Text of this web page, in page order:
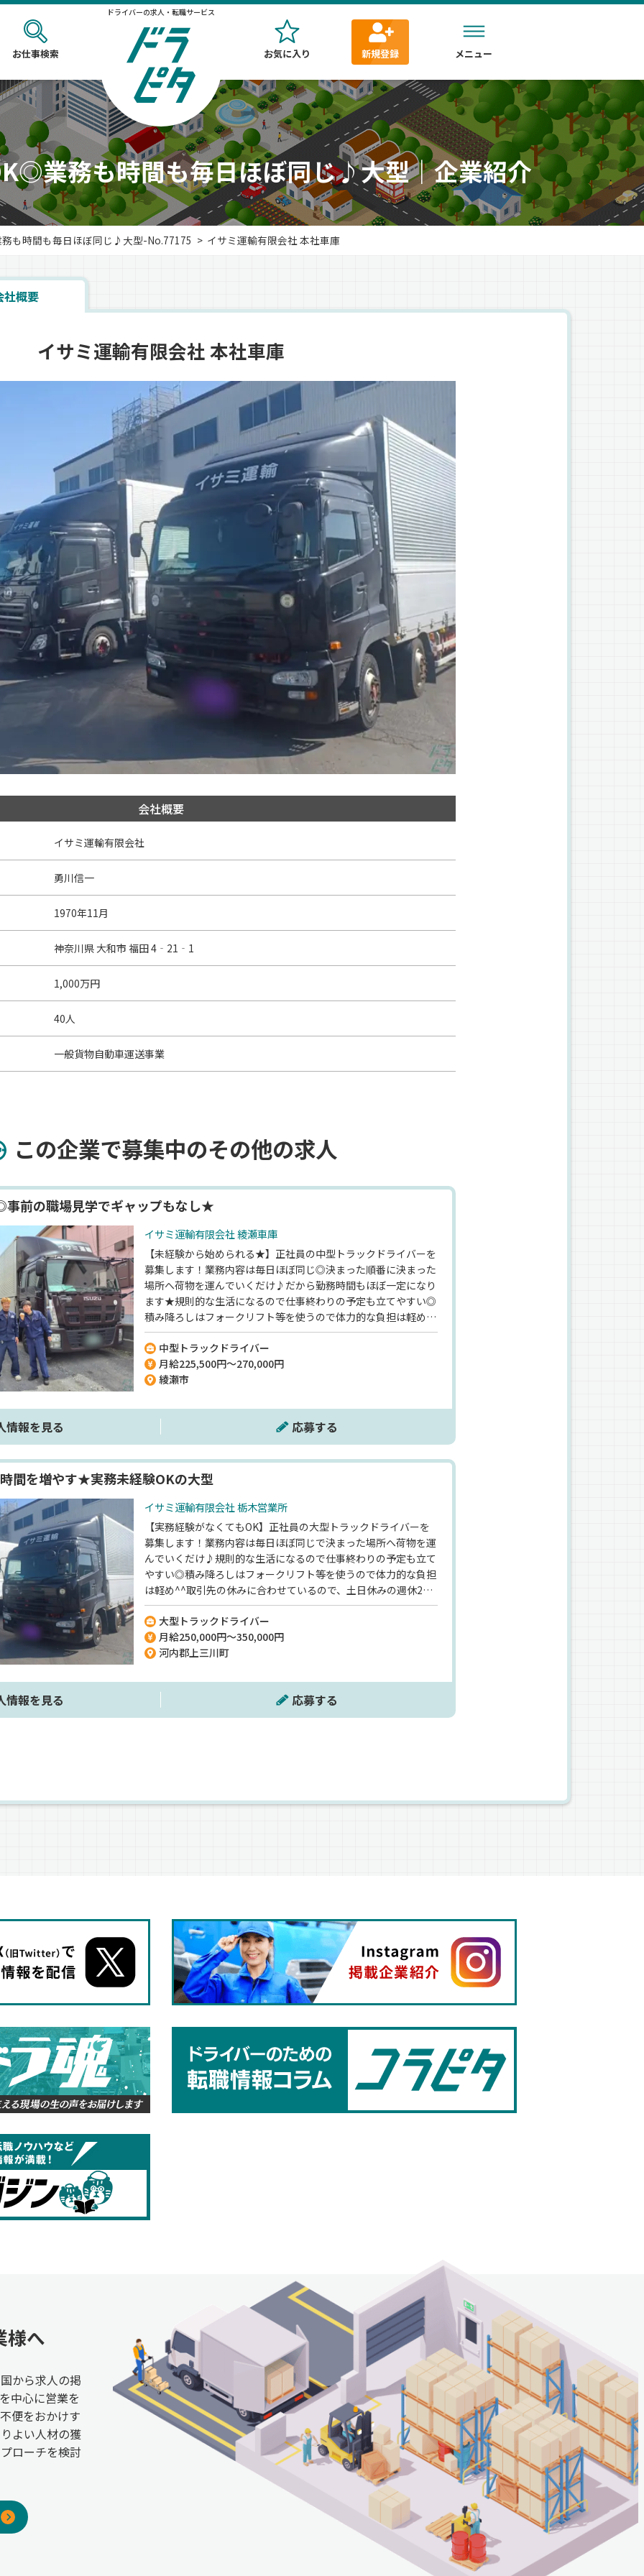
ドライバーの求人・転職サービス
お仕事検索 お気に入り 新規登録 メニュー
業務も時間も毎日ほぼ同じ♪大型｜企業紹介
も時間も毎日ほぼ同じ♪大型-No.77175 イサミ運輸有限会社 本社車庫
社概要
イサミ運輸有限会社 本社車庫
会社概要
イサミ運輸有限会社
勇川信一
1970年11月
神奈川県 大和市 福田 4‐21‐1
1,000万円
40人
一般貨物自動車運送事業
この企業で募集中のその他の求人
前の職場見学でギャップもなし★
イサミ運輸有限会社 綾瀬車庫
【未経験から始められる★】正社員の中型トラックドライバーを
募集します！業務内容は毎日ほぼ同じ◎決まった順番に決まった
場所へ荷物を運んでいくだけ♪だから勤務時間もほぼ一定になり
ます★規則的な生活になるので仕事終わりの予定も立てやすい◎
積み降ろしはフォークリフト等を使うので体力的な負担は軽め^^
取引先の休みに合わせているので、土日休みの週休2日で長期連
休もあります♪GW・夏季・年末年始は約9連休にもなりますよ◎
事前の職場見学もできるので、小さな疑問も解消してからご入社
いただけます！まずはお気軽にご連絡くださいね♪
中型トラックドライバー
月給225,500円～270,000円
綾瀬市
情報を見る 応募する
間を増やす★実務未経験OKの大型
イサミ運輸有限会社 栃木営業所
【実務経験がなくてもOK】正社員の大型トラックドライバーを
募集します！業務内容は毎日ほぼ同じで決まった場所へ荷物を運
んでいくだけ♪規則的な生活になるので仕事終わりの予定も立て
やすい◎積み降ろしはフォークリフト等を使うので体力的な負担
は軽め^^取引先の休みに合わせているので、土日休みの週休2日
で長期連休もあります♪GW・夏季・年末年始は約9連休にもなり
ますよ◎事前の職場見学もできるので、小さな疑問も解消してか
らご入社いただけます！まずはお気軽にご連絡くださいね♪
大型トラックドライバー
月給250,000円～350,000円
河内郡上三川町
情報を見る 応募する
様へ
から求人の掲
中心に営業を
便をおかけす
よい人材の獲
ローチを検討